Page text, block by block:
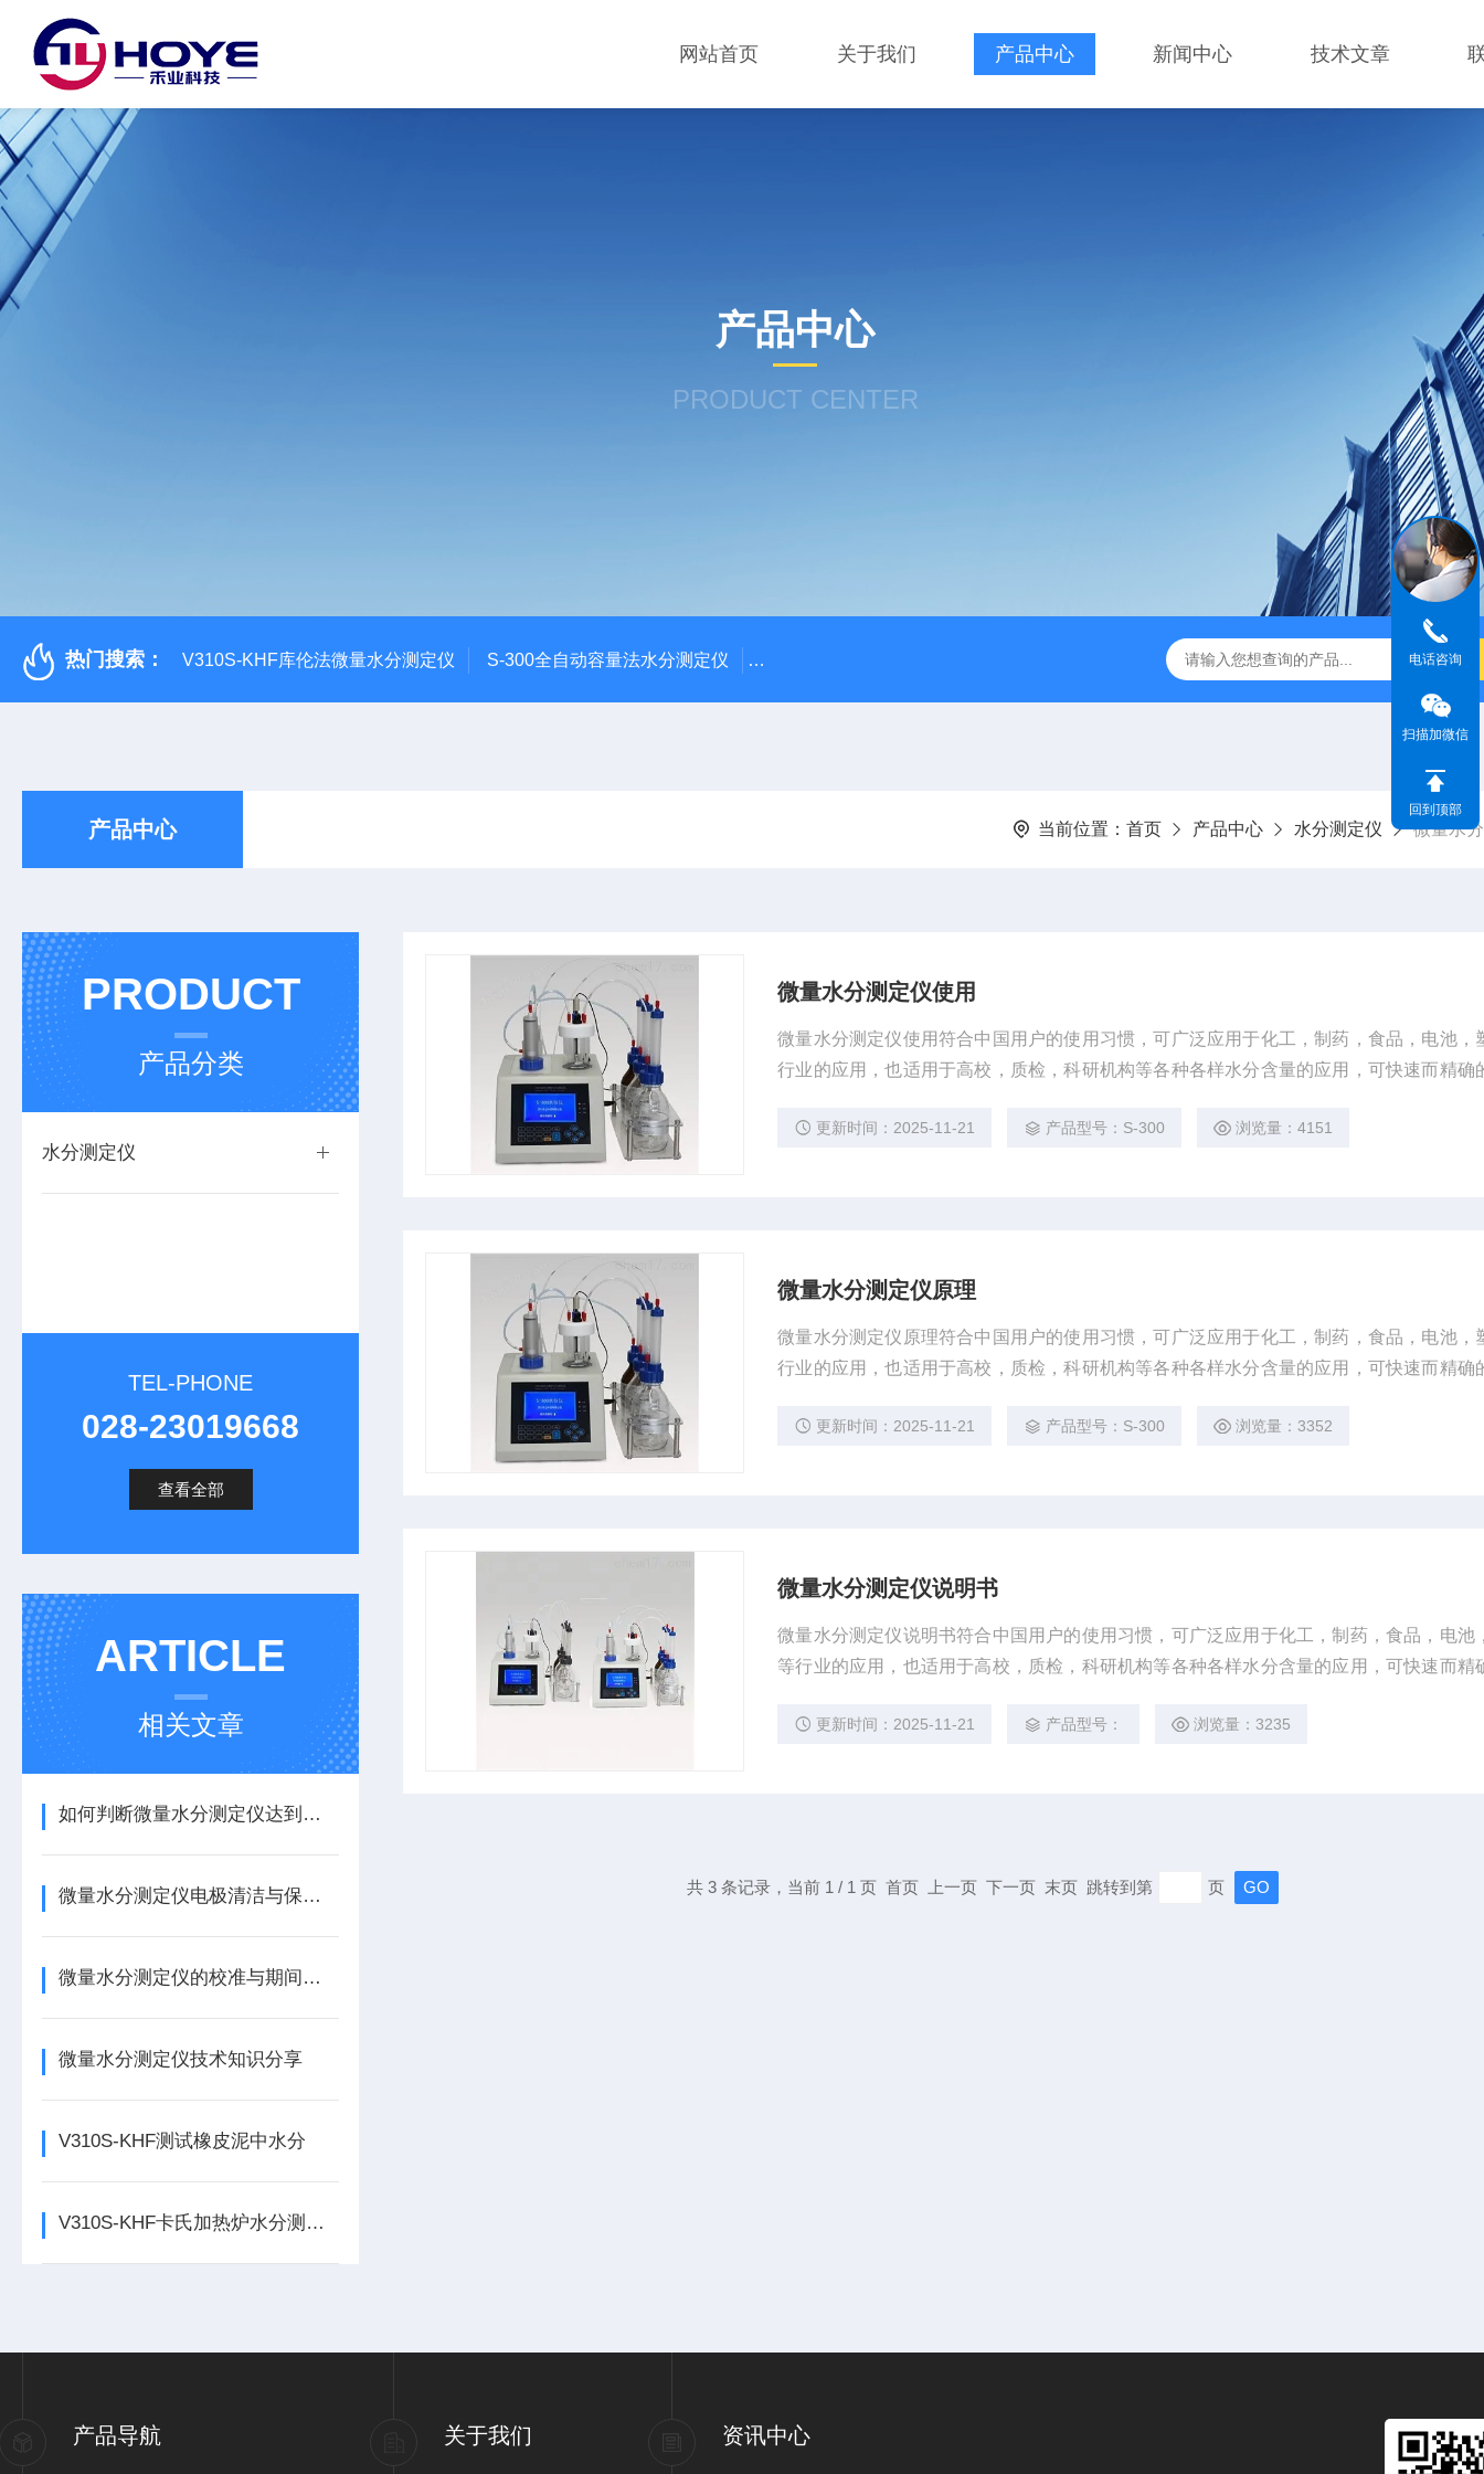
网站首页 关于我们 产品中心 新闻中心 技术文章
产品中心
PRODUCT CENTER
热门搜索： V310S-KHF库伦法微量水分测定仪 S-300全自动容量法水分测定仪 S-300全自动容量法卡尔费休水分测定仪 A310快速卤素水分测定仪 V-310库伦法微量
产品中心 当前位置： 首页 产品中心 水分测定仪 微量水
PRODUCT
产品分类
水分测定仪
TEL-PHONE
028-23019668
查看全部
ARTICLE
相关文章
如何判断微量水分测定仪达到平衡状态？
微量水分测定仪电极清洁与保养：避免不极化现象
微量水分测定仪的校准与期间核查规程
微量水分测定仪技术知识分享
V310S-KHF测试橡皮泥中水分
V310S-KHF卡氏加热炉水分测定仪检测石墨负极材料中的水分
微量水分测定仪使用
微量水分测定仪使用符合中国用户的使用习惯，可广泛应用于化工，制药，食品，电池，
行业的应用，也适用于高校，质检，科研机构等各种各样水分含量的应用，可快速而精确
更新时间：2025-11-21 产品型号：S-300 浏览量：4151
微量水分测定仪原理
微量水分测定仪原理符合中国用户的使用习惯，可广泛应用于化工，制药，食品，电池，
行业的应用，也适用于高校，质检，科研机构等各种各样水分含量的应用，可快速而精确
更新时间：2025-11-21 产品型号：S-300 浏览量：3352
微量水分测定仪说明书
微量水分测定仪说明书符合中国用户的使用习惯，可广泛应用于化工，制药，食品，电池
等行业的应用，也适用于高校，质检，科研机构等各种各样水分含量的应用，可快速而精
更新时间：2025-11-21 产品型号： 浏览量：3235
共 3 条记录，当前 1 / 1 页 首页 上一页 下一页 末页 跳转到第 页
产品导航 关于我们 资讯中心
电话咨询
扫描加微信
回到顶部